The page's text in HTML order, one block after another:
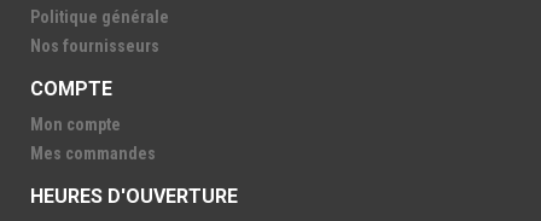
Politique générale
Nos fournisseurs
COMPTE
Mon compte
Mes commandes
HEURES D'OUVERTURE